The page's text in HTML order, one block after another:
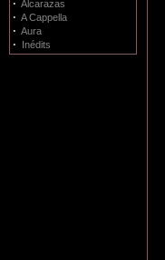
· Alcarazas
· A Cappella
· Aura
· Inédits